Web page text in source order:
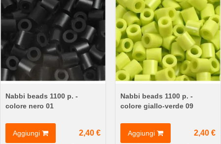
Nabbi beads 1100 p. -
colore nero 01
Aggiungi 2,40 €
Nabbi beads 1100 p. -
colore giallo-verde 09
Aggiungi 2,40 €